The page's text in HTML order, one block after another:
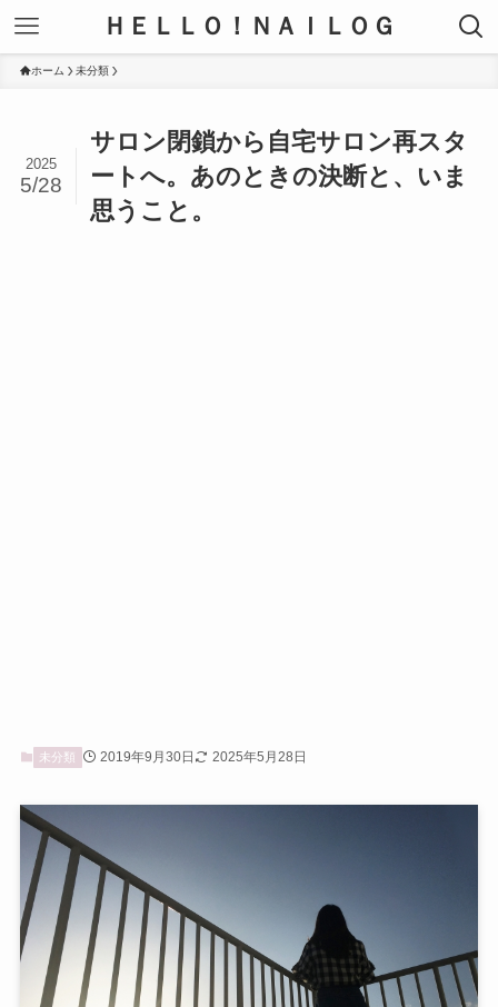
ＨＥＬＬＯ！ＮＡＩＬＯＧ
ホーム 未分類
サロン閉鎖から自宅サロン再スタ
ートへ。あのときの決断と、いま
思うこと。
2025
5/28
未分類 2019年9月30日 2025年5月28日